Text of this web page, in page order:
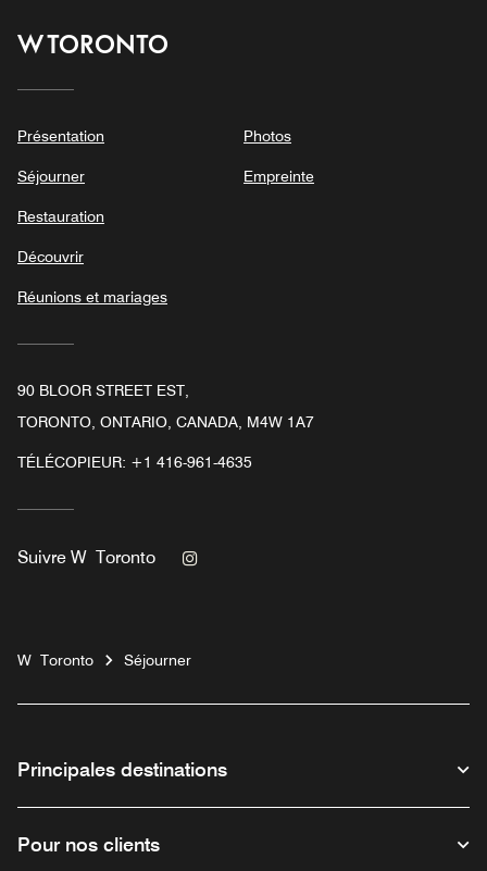
W TORONTO
Présentation
Séjourner
Restauration
Découvrir
Réunions et mariages
Photos
Empreinte
90 BLOOR STREET EST,
TORONTO, ONTARIO, CANADA, M4W 1A7
TÉLÉCOPIEUR: +1 416-961-4635
Suivre W Toronto
W Toronto Séjourner
Principales destinations
Pour nos clients